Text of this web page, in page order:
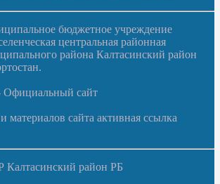
бюджетное учреждение
центральная районная
района Калтасинский район
Официальный сайт
материалов сайта активная ссылка
район РБ